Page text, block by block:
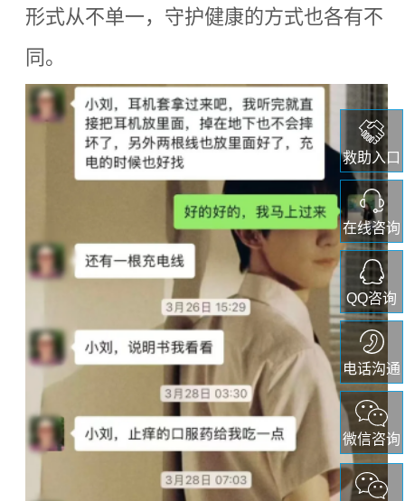
救助入口
在线咨询
QQ咨询
电话沟通
微信咨询
形式从不单一，守护健康的方式也各有不
同。